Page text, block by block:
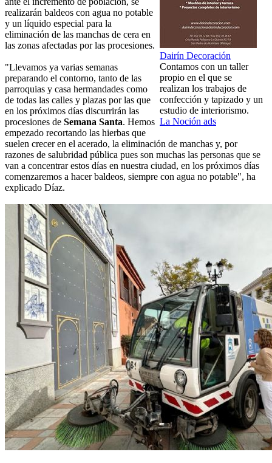
Dairín Decoración
Contamos con un taller
propio en el que se
realizan los trabajos de
confección y tapizado y un
estudio de interiorismo.
La Noción ads
realizarán baldeos con agua no potable
y un líquido especial para la
eliminación de las manchas de cera en
las zonas afectadas por las procesiones.
"Llevamos ya varias semanas
preparando el contorno, tanto de las
parroquias y casa hermandades como
de todas las calles y plazas por las que
en los próximos días discurrirán las
procesiones de Semana Santa. Hemos
empezado recortando las hierbas que
suelen crecer en el acerado, la eliminación de manchas y, por
razones de salubridad pública pues son muchas las personas que se
van a concentrar estos días en nuestra ciudad, en los próximos días
comenzaremos a hacer baldeos, siempre con agua no potable", ha
explicado Díaz.